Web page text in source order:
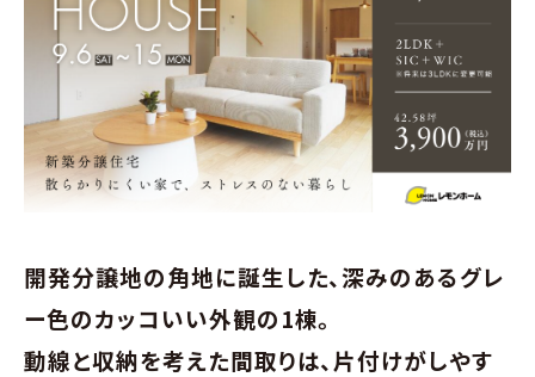
∟家づくりの流れ
∟自由設計・高性能住宅『AUCA』
∟自由設計・高断熱仕様住宅『MODERATE』
宿泊型モデルハウス
∟宿泊体験予約
開発分譲地の角地に誕生した、深みのあるグレ
ー色のカッコいい外観の1棟。
動線と収納を考えた間取りは、片付けがしやす